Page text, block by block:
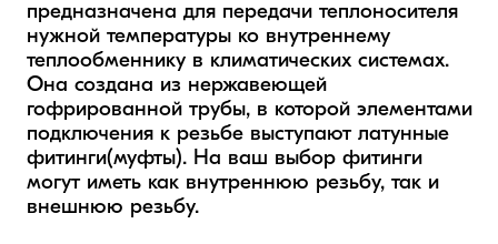
предназначена для передачи теплоносителя
нужной температуры ко внутреннему
теплообменнику в климатических системах.
Она создана из нержавеющей
гофрированной трубы, в которой элементами
подключения к резьбе выступают латунные
фитинги(муфты). На ваш выбор фитинги
могут иметь как внутреннюю резьбу, так и
внешнюю резьбу.